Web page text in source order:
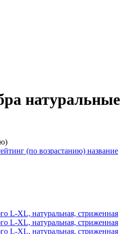
натуральные
(по возрастанию) название